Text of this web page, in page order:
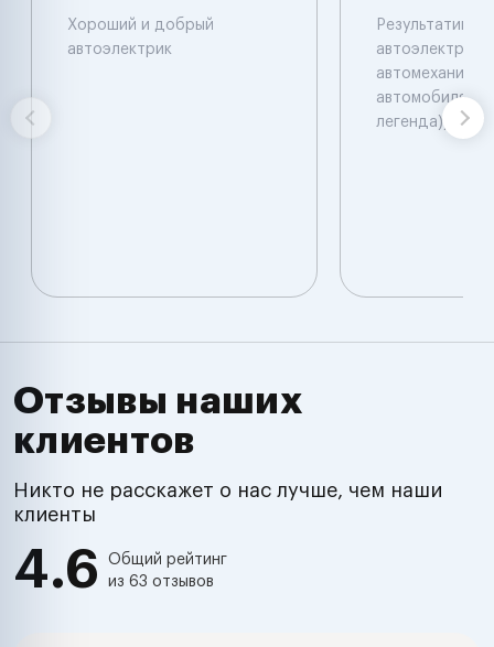
Хороший и добрый
автоэлектрик
автоэлектрик и
автомеханик
автомобилям.
легенда))
Отзывы наших
клиентов
Никто не расскажет о нас лучше, чем наши
клиенты
4.6
Общий рейтинг
из 63 отзывов